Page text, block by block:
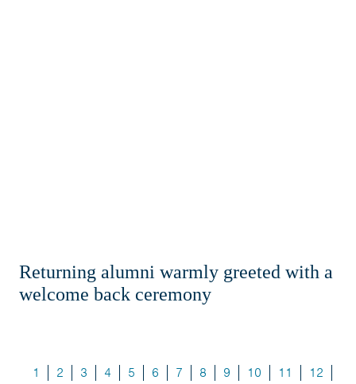
Returning alumni warmly greeted with a
welcome back ceremony
1 2 3 4 5 6 7 8 9 10 11 12